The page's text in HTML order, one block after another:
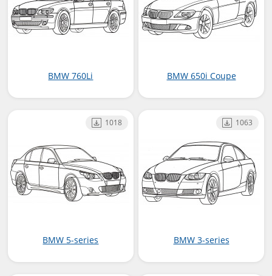
BMW 760Li BMW 650i Coupe
BMW 5-series
1018
BMW 3-series
1063